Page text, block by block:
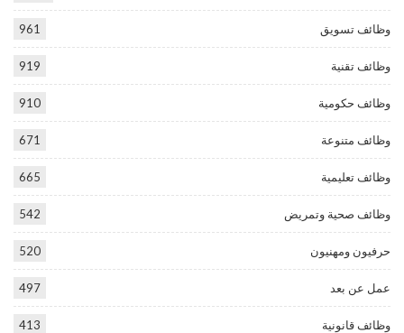
وظائف تسويق 961
وظائف تقنية 919
وظائف حكومية 910
وظائف متنوعة 671
وظائف تعليمية 665
وظائف صحية وتمريض 542
حرفيون ومهنيون 520
عمل عن بعد 497
وظائف قانونية 413